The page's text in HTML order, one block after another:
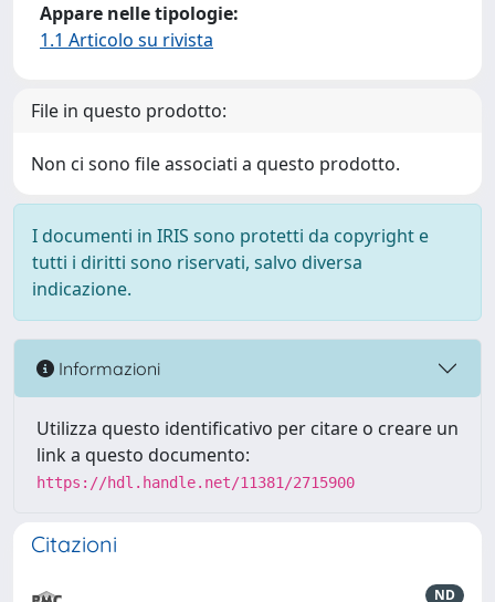
Appare nelle tipologie:
1.1 Articolo su rivista
File in questo prodotto:
Non ci sono file associati a questo prodotto.
I documenti in IRIS sono protetti da copyright e
tutti i diritti sono riservati, salvo diversa
indicazione.
Informazioni
Utilizza questo identificativo per citare o creare un
link a questo documento:
https://hdl.handle.net/11381/2715900
Citazioni
ND